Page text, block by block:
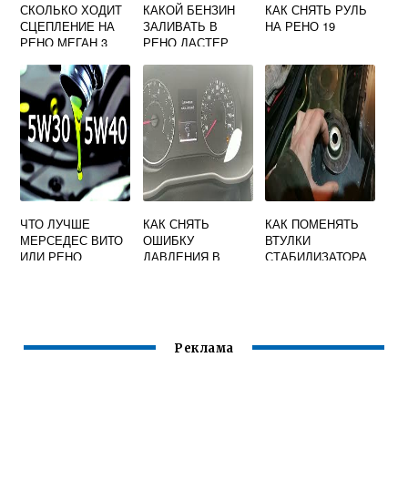
СКОЛЬКО ХОДИТ
СЦЕПЛЕНИЕ НА
РЕНО МЕГАН 3
КАКОЙ БЕНЗИН
ЗАЛИВАТЬ В
РЕНО ДАСТЕР
КАК СНЯТЬ РУЛЬ
НА РЕНО 19
ЧТО ЛУЧШЕ
МЕРСЕДЕС ВИТО
ИЛИ РЕНО
КАК СНЯТЬ
ОШИБКУ
ДАВЛЕНИЯ В
КАК ПОМЕНЯТЬ
ВТУЛКИ
СТАБИЛИЗАТОРА
Реклама